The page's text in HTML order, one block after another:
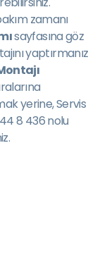
zamanı
sayfasına göz
yaptırmanız
yerine, Servis
8 436 nolu